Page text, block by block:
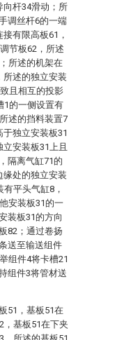
向杆34滑动；所
调丝杆6的一端
有限高板61，
节板62，所述
所述的机架在
所述的独立安装
且相互的投影
1的一侧设置有
述的挡料装置7
独立安装板31
安装板31上且
隔离气缸71的
缘处的独立安装
平头气缸8，
安装板31的一
装板31的方向
82；通过卷扬
送至输送组件
组件4将卡槽21
组件3将管材送
51，基板51在
，基板51在下夹